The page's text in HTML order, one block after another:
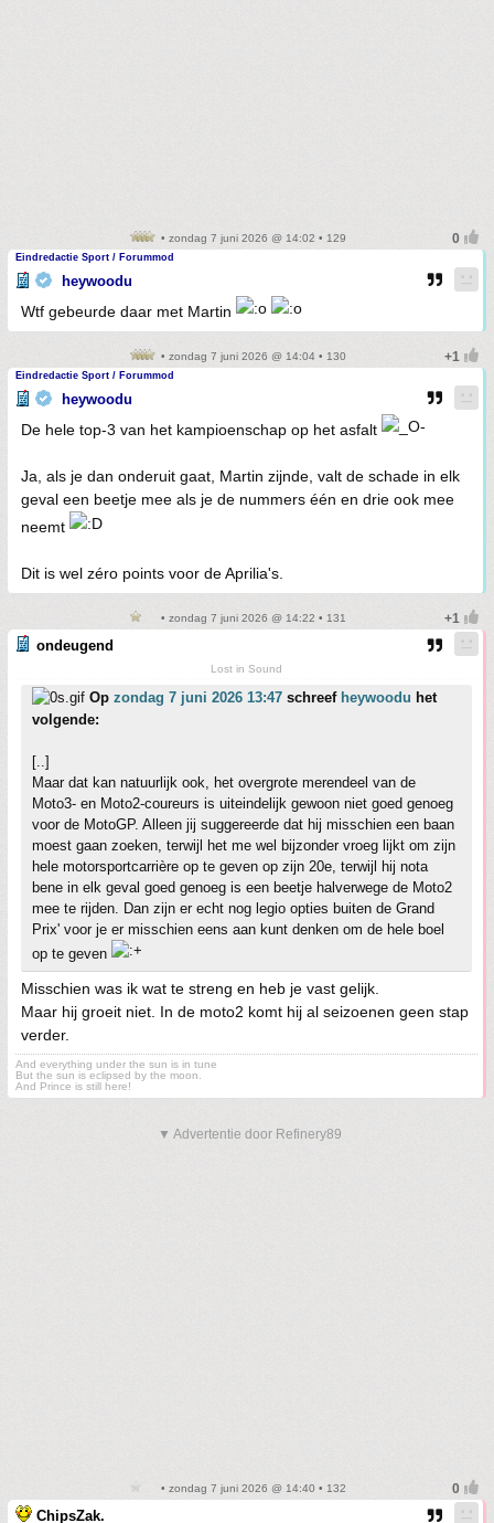
• zondag 7 juni 2026 @ 14:02 • 129
Eindredactie Sport / Forummod
heywoodu
Wtf gebeurde daar met Martin
• zondag 7 juni 2026 @ 14:04 • 130
Eindredactie Sport / Forummod
heywoodu
De hele top-3 van het kampioenschap op het asfalt
Ja, als je dan onderuit gaat, Martin zijnde, valt de schade in elk
geval een beetje mee als je de nummers één en drie ook mee
neemt
Dit is wel zéro points voor de Aprilia's.
• zondag 7 juni 2026 @ 14:22 • 131
ondeugend
Lost in Sound
Op zondag 7 juni 2026 13:47 schreef heywoodu het
volgende:
[..]
Maar dat kan natuurlijk ook, het overgrote merendeel van de
Moto3- en Moto2-coureurs is uiteindelijk gewoon niet goed genoeg
voor de MotoGP. Alleen jij suggereerde dat hij misschien een baan
moest gaan zoeken, terwijl het me wel bijzonder vroeg lijkt om zijn
hele motorsportcarrière op te geven op zijn 20e, terwijl hij nota
bene in elk geval goed genoeg is een beetje halverwege de Moto2
mee te rijden. Dan zijn er echt nog legio opties buiten de Grand
Prix' voor je er misschien eens aan kunt denken om de hele boel
op te geven
Misschien was ik wat te streng en heb je vast gelijk.
Maar hij groeit niet. In de moto2 komt hij al seizoenen geen stap
verder.
And everything under the sun is in tune
But the sun is eclipsed by the moon.
And Prince is still here!
▼ Advertentie door Refinery89
• zondag 7 juni 2026 @ 14:40 • 132
ChipsZak.